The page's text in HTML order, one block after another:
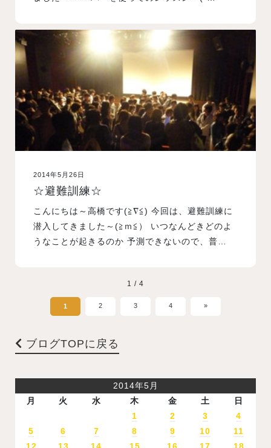
2014年5月26日
☆避難訓練☆
こんにちは～高橋です(≧∇≦) 今回は、避難訓練に
潜入してきました～(≧ｍ≦） いつなんどきどのよ
うなことが起きるのか 予測できないので、普…
1 / 4
1 2 3 4 »
ブログTOPに戻る
2014年5月
月
火 水 木 金 土
日
1
2 3
4
5
6 7 8 9 10
11